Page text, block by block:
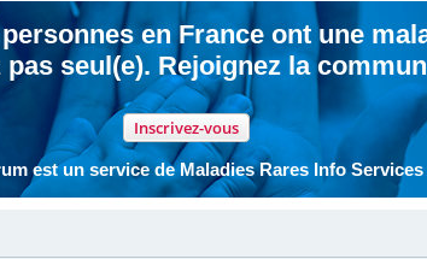
en France ont une
pas seul(e). Rejoignez la
Inscrivez-vous
est un service de Maladies Rares Info Services